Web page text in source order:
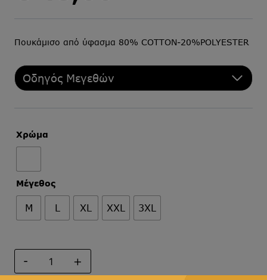
Πουκάμισο από ύφασμα 80% COTTON-20%POLYESTER
Οδηγός Μεγεθών
Χρώμα
Μέγεθος
M L XL XXL 3XL
ΜΟΝΟΧΡΩΜΟ